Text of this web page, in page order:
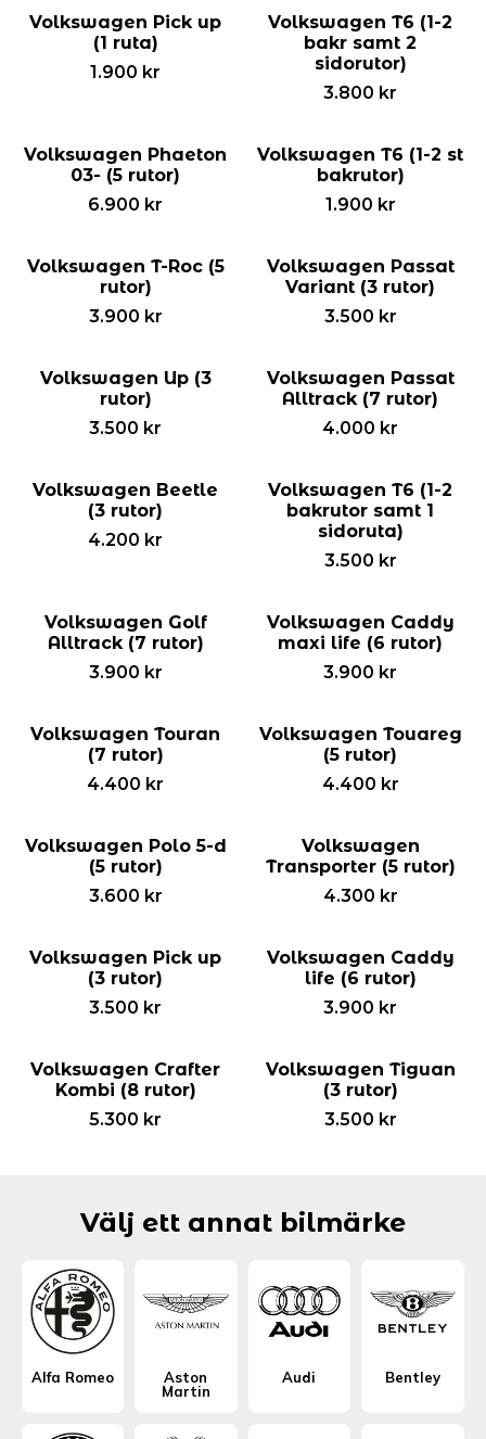
Volkswagen Pick up
(1 ruta)
1.900 kr
Volkswagen T6 (1-2
bakr samt 2
sidorutor)
3.800 kr
Volkswagen Phaeton
03- (5 rutor)
6.900 kr
Volkswagen T6 (1-2 st
bakrutor)
1.900 kr
Volkswagen T-Roc (5
rutor)
3.900 kr
Volkswagen Passat
Variant (3 rutor)
3.500 kr
Volkswagen Up (3
rutor)
3.500 kr
Volkswagen Passat
Alltrack (7 rutor)
4.000 kr
Volkswagen Beetle
(3 rutor)
4.200 kr
Volkswagen T6 (1-2
bakrutor samt 1
sidoruta)
3.500 kr
Volkswagen Golf
Alltrack (7 rutor)
3.900 kr
Volkswagen Caddy
maxi life (6 rutor)
3.900 kr
Volkswagen Touran
(7 rutor)
4.400 kr
Volkswagen Touareg
(5 rutor)
4.400 kr
Volkswagen Polo 5-d
(5 rutor)
3.600 kr
Volkswagen
Transporter (5 rutor)
4.300 kr
Volkswagen Pick up
(3 rutor)
3.500 kr
Volkswagen Caddy
life (6 rutor)
3.900 kr
Volkswagen Crafter
Kombi (8 rutor)
5.300 kr
Volkswagen Tiguan
(3 rutor)
3.500 kr
Välj ett annat bilmärke
Alfa Romeo
Aston
Martin
Audi Bentley